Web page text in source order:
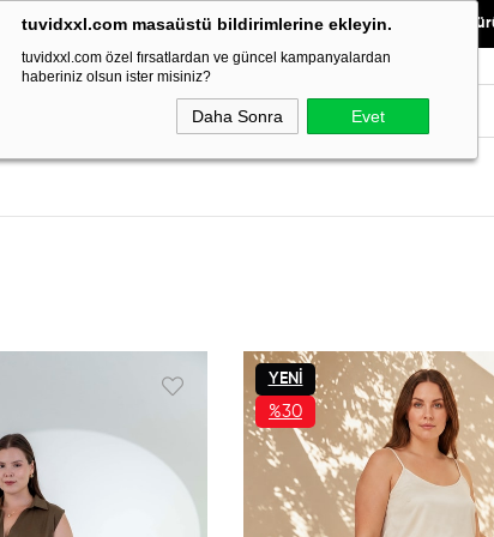
tuvidxxl.com masaüstü bildirimlerine ekleyin.
tuvidxxl.com özel fırsatlardan ve güncel kampanyalardan
haberiniz olsun ister misiniz?
Daha Sonra Evet
"3499.90 ₺ ÜZERİ KARGO BEDAVA" "YENİ SEZON ürünlerinde
YENI
ÜRÜN
%30
İNDIRIM
%30İNDIRIM